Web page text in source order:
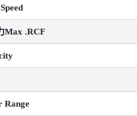
Max .RCF
Range